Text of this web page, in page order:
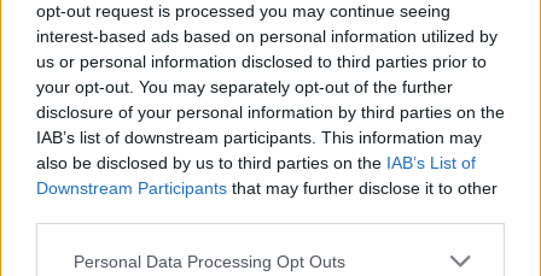
opt-out request is processed you may continue seeing
interest-based ads based on personal information utilized by
us or personal information disclosed to third parties prior to
your opt-out. You may separately opt-out of the further
disclosure of your personal information by third parties on the
IAB’s list of downstream participants. This information may
also be disclosed by us to third parties on the IAB’s List of
Downstream Participants that may further disclose it to other
Personal Data Processing Opt Outs
Il fatturato di Cofruits Soc. Coop. (3.353.002 euro) è
superiore alla mediana delle aziende dello stesso settore
in provincia di AO (
969.854 euro
), calcolata su 104
imprese.
Elaborazione sui bilanci depositati (Registro Imprese). Mediana per
divisione ATECO e provincia.